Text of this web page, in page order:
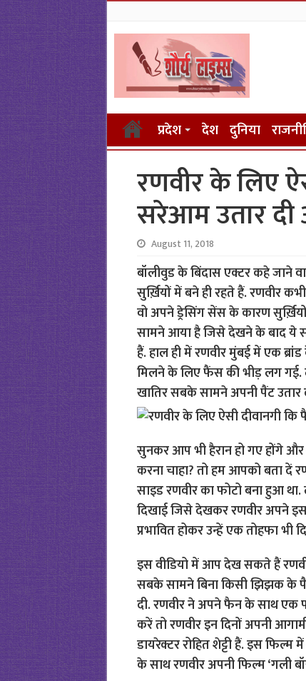
प्रदेश देश दुनिया
रणवीर के लिए
सरेआम उतार दी
August 11, 2018
बॉलीवुड के बिंदास एक्टर कहे जाने
सुर्ख़ियों में बने ही रहते हैं. रणवीर
वो अपने ड्रेसिंग सेंस के कारण
सामने आया है जिसे देखने के बाद ये
हैं. हाल ही में रणवीर मुंबई में एक
मिलने के लिए फैंस की भीड़ लग गई.
खातिर सबके सामने अपनी पैंट उतार
सुनकर आप भी हैरान हो गए होंगे
करना चाहा? तो हम आपको बता दें
साइड रणवीर का फोटो बना हुआ
दिखाई जिसे देखकर रणवीर अपने
प्रभावित होकर उन्हें एक तोहफा भी
इस वीडियो में आप देख सकते हैं
सबके सामने बिना किसी झिझक के
दी. रणवीर ने अपने फैन के साथ एक
करें तो रणवीर इन दिनों अपनी
डायरेक्टर रोहित शेट्टी हैं. इस
के साथ रणवीर अपनी फिल्म ‘गली